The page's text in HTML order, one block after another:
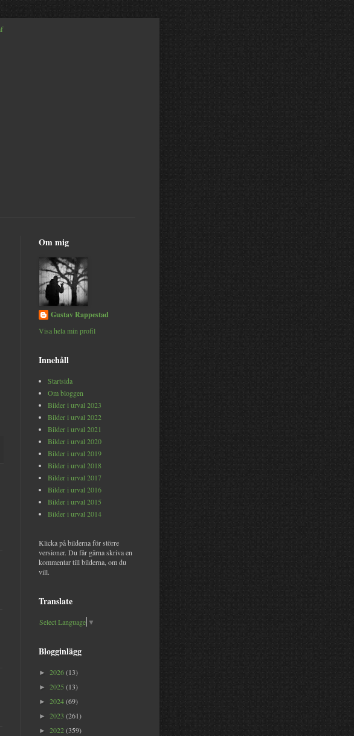
Om mig
Gustav Rappestad
Visa hela min profil
Innehåll
Startsida
Om bloggen
Bilder i urval 2023
Bilder i urval 2022
Bilder i urval 2021
Bilder i urval 2020
Bilder i urval 2019
Bilder i urval 2018
Bilder i urval 2017
Bilder i urval 2016
Bilder i urval 2015
Bilder i urval 2014
Klicka på bilderna för större
versioner. Du får gärna skriva en
kommentar till bilderna, om du
vill.
Translate
Select Language ▼
Blogginlägg
► 2026(13)
► 2025 (13)
► 2024(69)
► 2023 (261)
► 2022(359)